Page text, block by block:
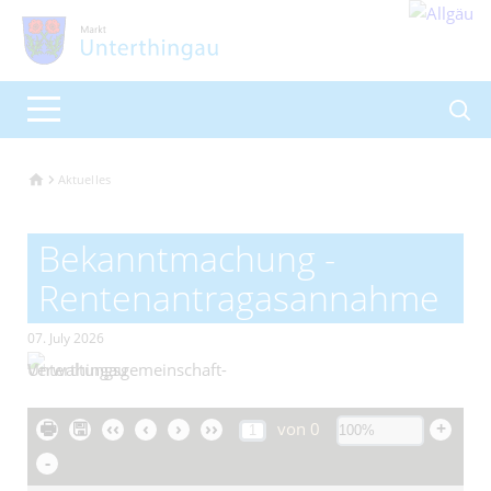
Aktuelles
Bekanntmachung -
Rentenantragasannahme
07. July 2026
🖶 🖫 ‹‹ ‹ › ›› von 0
+
-